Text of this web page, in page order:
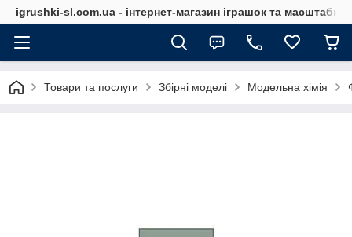
igrushki-sl.com.ua - інтернет-магазин іграшок та
Товари та послуги Збірні моделі Модельна хімія